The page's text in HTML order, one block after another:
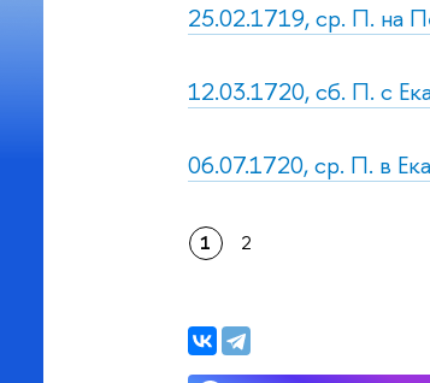
25.02.1719, ср. П. на
12.03.1720, сб. П. с
06.07.1720, ср. П. в
1 2